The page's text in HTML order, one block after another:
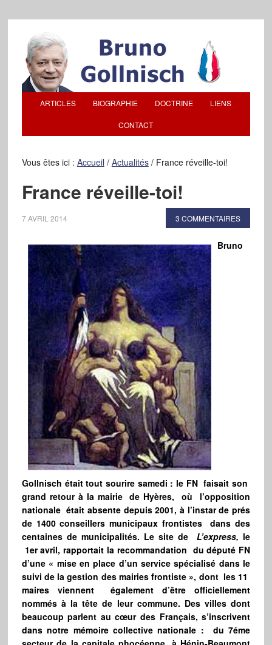
ARTICLES BIOGRAPHIE DOCTRINE LIENS
CONTACT
Vous êtes ici : Accueil / Actualités /France réveille-toi!
France réveille-toi!
7 AVRIL 2014 3 COMMENTAIRES
Bruno
Gollnisch était tout sourire samedi : le FN faisait son
grand retour à la mairie de Hyères, où l’opposition
nationale était absente depuis 2001, à l’instar de prés
de 1400 conseillers municipaux frontistes dans des
centaines de municipalités. Le site deL’express, le
1er avril, rapportait la recommandation du député FN
d’une « mise en place d’un service spécialisé dans le
suivi de la gestion des mairies frontiste », dont les 11
maires viennent également d’être officiellement
nommés à la tête de leur commune. Des villes dont
beaucoup parlent au cœur des Français, s’inscrivent
dans notre mémoire collective nationale : du 7éme